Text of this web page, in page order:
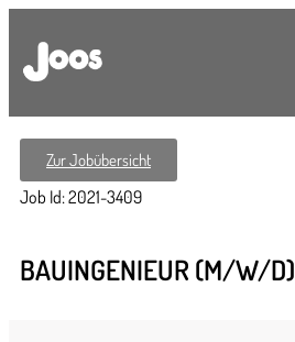
Zur Jobübersicht
Job Id: 2021-3409
BAUINGENIEUR (M/W/D)